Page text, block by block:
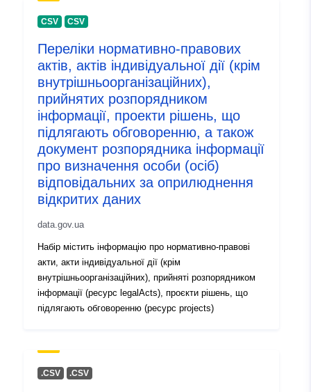
CSV CSV
Переліки нормативно-правових
актів, актів індивідуальної дії (крім
внутрішньоорганізаційних),
прийнятих розпорядником
інформації, проекти рішень, що
підлягають обговоренню, а також
документ розпорядника інформації
про визначення особи (осіб)
відповідальних за оприлюднення
відкритих даних
data.gov.ua
Набір містить інформацію про нормативно-правові
акти, акти індивідуальної дії (крім
внутрішньоорганізаційних), прийняті розпорядником
інформації (ресурс legalActs), проєкти рішень, що
підлягають обговоренню (ресурс projects)
.CSV .CSV